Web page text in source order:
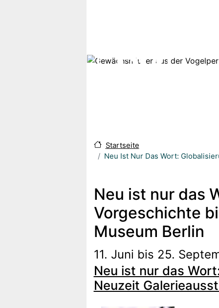
Startseite
Neu Ist Nur Das Wort:
Neu ist nur das
Vorgeschichte
Museum Berlin
11. Juni bis 25.
Neu ist nur das
Neuzeit